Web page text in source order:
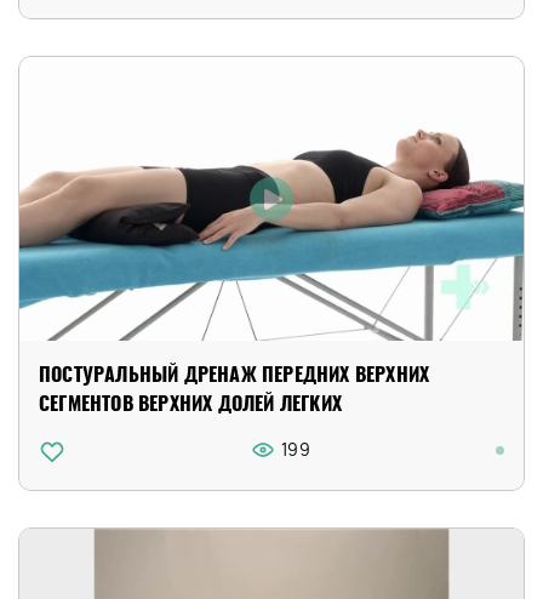
ПОСТУРАЛЬНЫЙ ДРЕНАЖ ПЕРЕДНИХ ВЕРХНИХ
СЕГМЕНТОВ ВЕРХНИХ ДОЛЕЙ ЛЕГКИХ
199